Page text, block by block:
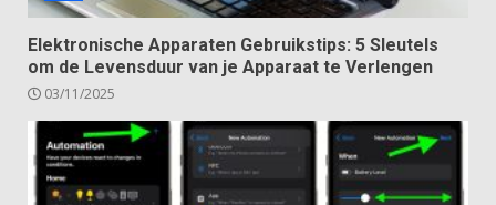
Elektronische Apparaten Gebruikstips: 5 Sleutels
om de Levensduur van je Apparaat te Verlengen
03/11/2025